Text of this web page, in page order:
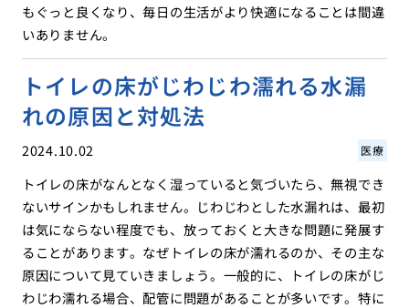
もぐっと良くなり、毎日の生活がより快適になることは間違
いありません。
トイレの床がじわじわ濡れる水漏
れの原因と対処法
2024.10.02 医療
トイレの床がなんとなく湿っていると気づいたら、無視でき
ないサインかもしれません。じわじわとした水漏れは、最初
は気にならない程度でも、放っておくと大きな問題に発展す
ることがあります。なぜトイレの床が濡れるのか、その主な
原因について見ていきましょう。一般的に、トイレの床がじ
わじわ濡れる場合、配管に問題があることが多いです。特に